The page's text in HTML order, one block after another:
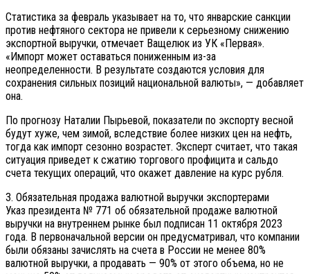
Статистика за февраль указывает на то, что январские санкции
против нефтяного сектора не привели к серьезному снижению
экспортной выручки, отмечает Ващелюк из УК «Первая».
«Импорт может оставаться пониженным из-за
неопределенности. В результате создаются условия для
сохранения сильных позиций национальной валюты», — добавляет
она.
По прогнозу Наталии Пырьевой, показатели по экспорту весной
будут хуже, чем зимой, вследствие более низких цен на нефть,
тогда как импорт сезонно возрастет. Эксперт считает, что такая
ситуация приведет к сжатию торгового профицита и сальдо
счета текущих операций, что окажет давление на курс рубля.
3. Обязательная продажа валютной выручки экспортерами
Указ президента № 771 об обязательной продаже валютной
выручки на внутреннем рынке был подписан 11 октября 2023
года. В первоначальной версии он предусматривал, что компании
были обязаны зачислять на счета в России не менее 80%
валютной выручки, а продавать — 90% от этого объема, но не